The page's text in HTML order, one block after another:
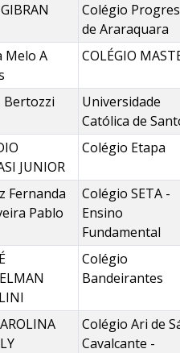
Colégio
de Araraquara
Melo A
COLÉGIO
Bertozzi
Universidade
Católica de
JUNIOR
Colégio Etapa
Fernanda
Pablo
Colégio SETA -
Ensino
Fundamental
Colégio
Bandeirantes
Colégio Ari de
Cavalcante -